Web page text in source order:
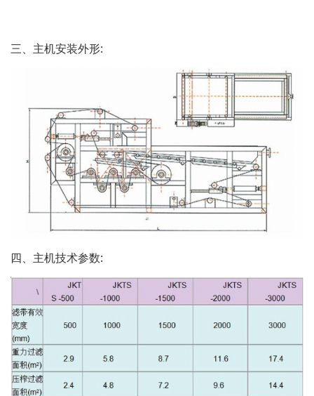
三、主机安装外形:
四、主机技术参数: